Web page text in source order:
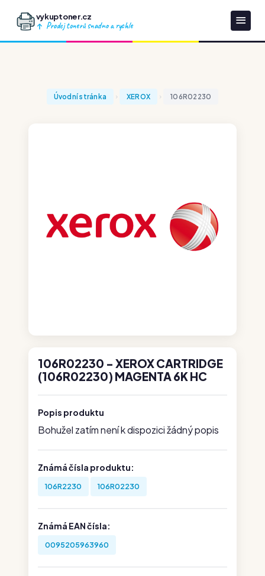
vykuptoner.cz
Prodej tonerů snadno a rychle
Úvodní stránka XEROX 106R02230
106R02230 - XEROX CARTRIDGE
(106R02230) MAGENTA 6K HC
Popis produktu
Bohužel zatím není k dispozici žádný popis
Známá čísla produktu:
106R2230 106R02230
Známá EAN čísla:
0095205963960